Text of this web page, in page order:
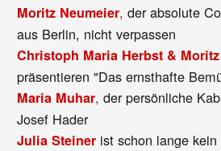
Moritz Neumeier,der absolute
aus Berlin, nicht verpassen
Christoph Maria Herbst &
präsentieren "Das ernsthafte
Maria Muhar,der persönliche
Josef Hader
Julia Steiner ist schon lange